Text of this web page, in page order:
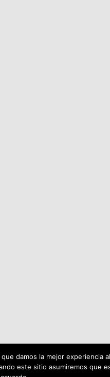
damos la mejor experiencia
este sitio asumiremos que